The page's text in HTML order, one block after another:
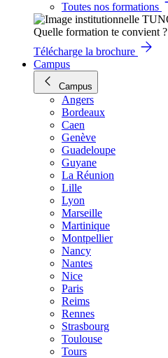
Toutes nos formations
Quelle formation te convient ?
Télécharge la brochure
Campus
Campus
Angers
Bordeaux
Caen
Genève
Guadeloupe
Guyane
La Réunion
Lille
Lyon
Marseille
Martinique
Montpellier
Nancy
Nantes
Nice
Paris
Reims
Rennes
Strasbourg
Toulouse
Tours